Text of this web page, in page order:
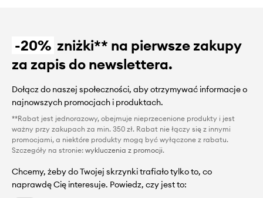
-20% zniżki** na pierwsze zakupy
za zapis do newslettera.
Dołącz do naszej społeczności, aby otrzymywać informacje o
najnowszych promocjach i produktach.
**Rabat jest jednorazowy, obejmuje nieprzecenione produkty i jest
ważny przy zakupach za min. 350 zł. Rabat nie łączy się z innymi
promocjami, a niektóre produkty mogą być wyłączone z rabatu.
Szczegóły na stronie: wykluczenia z promocji.
Chcemy, żeby do Twojej skrzynki trafiało tylko to, co
naprawdę Cię interesuje. Powiedz, czy jest to: